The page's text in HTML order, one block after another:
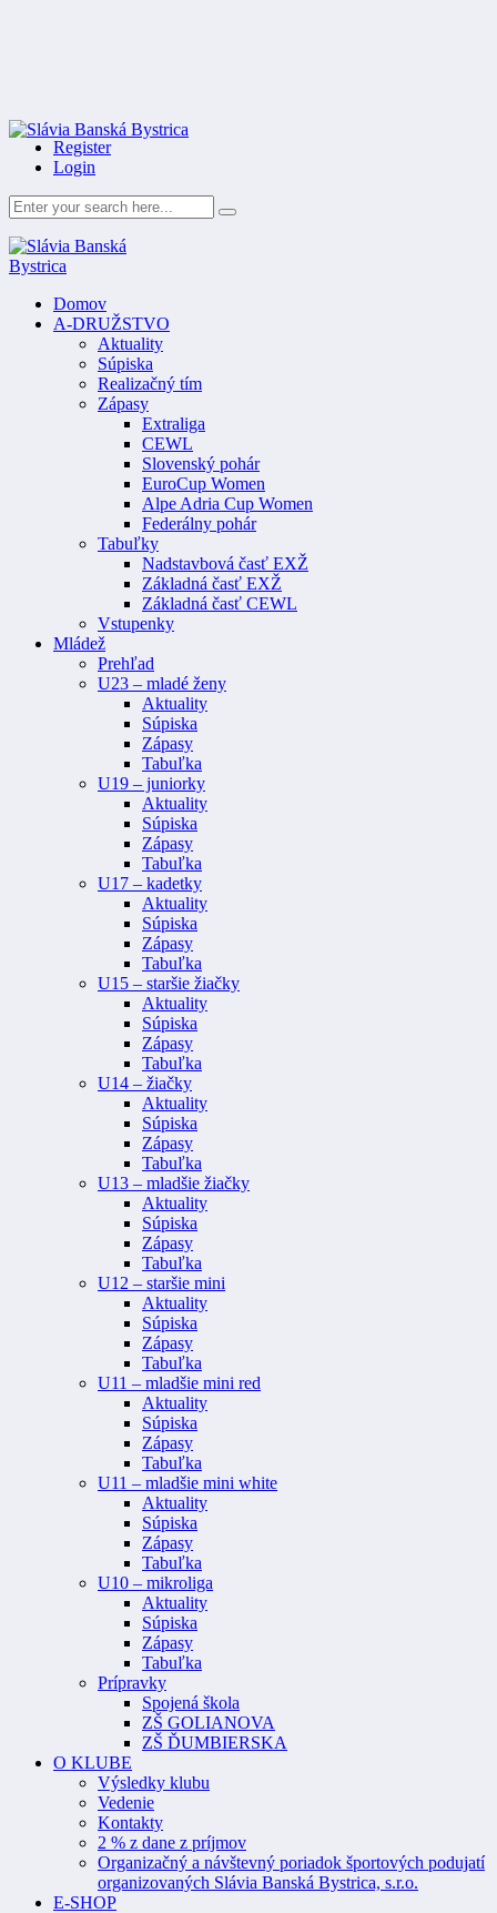
Register
Login
Domov
A-DRUŽSTVO
Aktuality
Súpiska
Realizačný tím
Zápasy
Extraliga
CEWL
Slovenský pohár
EuroCup Women
Alpe Adria Cup Women
Federálny pohár
Tabuľky
Nadstavbová časť EXŽ
Základná časť EXŽ
Základná časť CEWL
Vstupenky
Mládež
Prehľad
U23 – mladé ženy
Aktuality
Súpiska
Zápasy
Tabuľka
U19 – juniorky
Aktuality
Súpiska
Zápasy
Tabuľka
U17 – kadetky
Aktuality
Súpiska
Zápasy
Tabuľka
U15 – staršie žiačky
Aktuality
Súpiska
Zápasy
Tabuľka
U14 – žiačky
Aktuality
Súpiska
Zápasy
Tabuľka
U13 – mladšie žiačky
Aktuality
Súpiska
Zápasy
Tabuľka
U12 – staršie mini
Aktuality
Súpiska
Zápasy
Tabuľka
U11 – mladšie mini red
Aktuality
Súpiska
Zápasy
Tabuľka
U11 – mladšie mini white
Aktuality
Súpiska
Zápasy
Tabuľka
U10 – mikroliga
Aktuality
Súpiska
Zápasy
Tabuľka
Prípravky
Spojená škola
ZŠ GOLIANOVA
ZŠ ĎUMBIERSKA
O KLUBE
Výsledky klubu
Vedenie
Kontakty
2 % z dane z príjmov
Organizačný a návštevný poriadok športových podujatí
organizovaných Slávia Banská Bystrica, s.r.o.
E-SHOP